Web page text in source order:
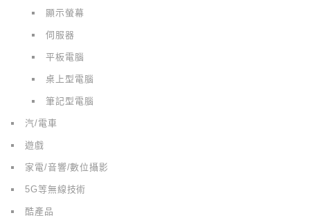
顯示螢幕
伺服器
平板電腦
桌上型電腦
筆記型電腦
汽/電車
遊戲
家電/音響/數位攝影
5G等無線技術
酷產品